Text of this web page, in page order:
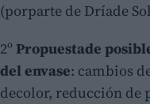
(porparte de Dríade
2ºPropuestade
del envase: cambios
decolor, reducción de